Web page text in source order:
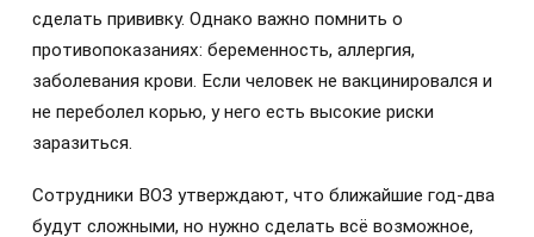
сделать прививку. Однако важно помнить о
противопоказаниях: беременность, аллергия,
заболевания крови. Если человек не вакцинировался и
не переболел корью, у него есть высокие риски
заразиться.
Сотрудники ВОЗ утверждают, что ближайшие год-два
будут сложными, но нужно сделать всё возможное,